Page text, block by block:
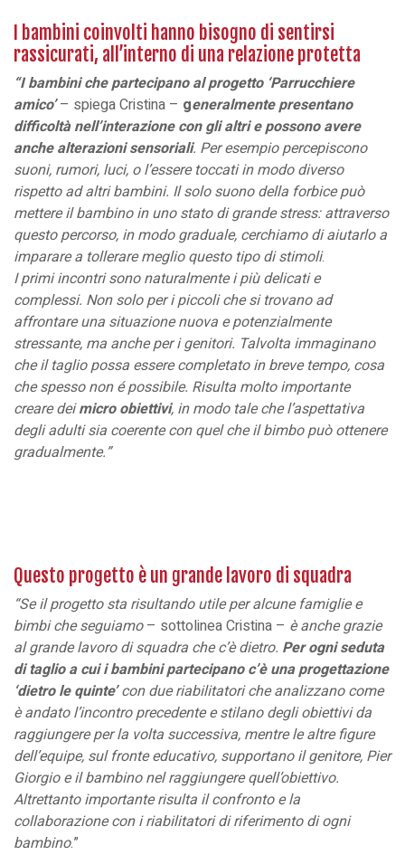
I bambini coinvolti hanno bisogno di sentirsi
rassicurati, all’interno di una relazione protetta
“I bambini che partecipano al progetto ‘Parrucchiere
amico’– spiega Cristina – generalmente presentano
difficoltà nell’interazione con gli altri e possono avere
anche alterazioni sensoriali. Per esempio percepiscono
suoni, rumori, luci, o l’essere toccati in modo diverso
rispetto ad altri bambini. Il solo suono della forbice può
mettereil bambino in uno stato di grande stress: attraverso
questo percorso, in modo graduale, cerchiamo diaiutarlo a
imparare a tollerare meglio questo tipo di stimoli.
I primi incontri sono naturalmente i più delicati e
complessi. Non solo per i piccoli che si trovano ad
affrontare una situazione nuova e potenzialmente
stressante, ma anche per i genitori. Talvolta immaginano
che il taglio possa essere completato in breve tempo, cosa
che spesso non é possibile. Risulta molto importante
creare deimicro obiettivi, in modo tale che l’aspettativa
degli adulti sia coerente con quel che il bimbo può ottenere
gradualmente.”
Questo progetto è un grande lavoro di squadra
“Se il progetto sta risultando utile per alcune famiglie e
bimbi che seguiamo– sottolinea Cristina – è anche grazie
al grande lavoro di squadra che c’è dietro. Per ogni seduta
di taglio a cui i bambini partecipano c’è una progettazione
‘dietro le quinte’con due riabilitatori che analizzano come
è andato l’incontro precedente e stilano degli obiettivi da
raggiungere per la volta successiva, mentre le altre figure
dell’equipe, sul fronte educativo, supportano il genitore, Pier
Giorgio e il bambino nel raggiungere quell’obiettivo.
Altrettanto importante risulta il confronto e la
collaborazionecon i riabilitatori di riferimento di ogni
bambino.”